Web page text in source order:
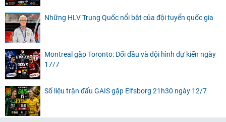
Những HLV Trung Quốc nổi bật của đội tuyển quốc gia
Montreal gặp Toronto: Đối đầu và đội hình dự kiến ngày
17/7
Số liệu trận đấu GAIS gặp Elfsborg 21h30 ngày 12/7